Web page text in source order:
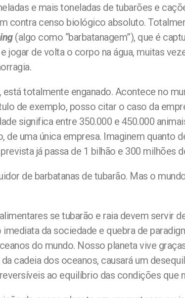
e mais toneladas de tubarões e
contra censo biológico absoluto.
(algo como “barbatanagem”), que é
jogar de volta o corpo na água, muitas
está totalmente enganado. Acontece no
de exemplo, posso citar o caso da
significa entre 350.000 e 450.000
uma única empresa. Imaginem quanto
já passa de 1 bilhão e 300 milhões
de barbatanas de tubarão. Mas o
se tubarão e raia devem servir
da sociedade e quebra de
do mundo. Nosso planeta vive
cadeia dos oceanos, causará um
ao equilíbrio das condições que